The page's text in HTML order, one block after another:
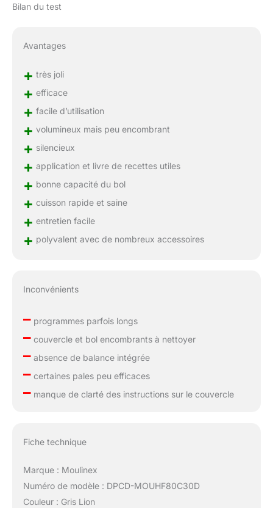
Bilan du test
Avantages
+ très joli
+ efficace
+ facile d’utilisation
+ volumineux mais peu encombrant
+ silencieux
+ application et livre de recettes utiles
+ bonne capacité du bol
+ cuisson rapide et saine
+ entretien facile
+ polyvalent avec de nombreux accessoires
Inconvénients
–programmes parfois longs
–couvercle et bol encombrants à nettoyer
–absence de balance intégrée
–certaines pales peu efficaces
–manque de clarté des instructions sur le couvercle
Fiche technique
Marque : Moulinex
Numéro de modèle : DPCD-MOUHF80C30D
Couleur : Gris Lion